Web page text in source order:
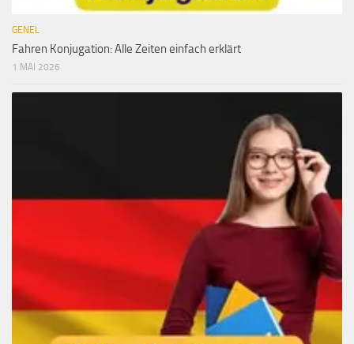
GENEL
Fahren Konjugation: Alle Zeiten einfach erklärt
1 MAI 2026